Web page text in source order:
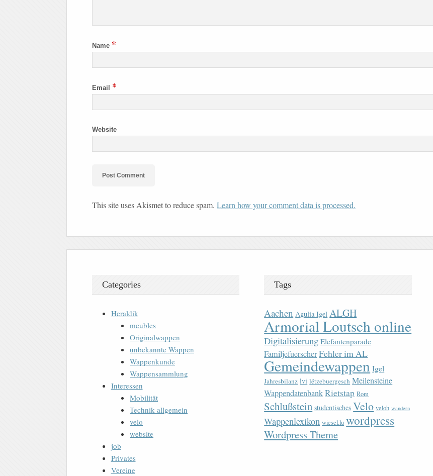
Name *
Email *
Website
This site uses Akismet to reduce spam. Learn how your comment data is processed.
Categories
Heraldik
meubles
Originalwappen
unbekannte Wappen
Wappenkunde
Wappensammlung
Interessen
Mobilität
Technik allgemein
velo
website
job
Privates
Vereine
Tags
Aachen Agulia Igel ALGH
Armorial Loutsch online
Digitalisierung Elefantenparade
FamiljefuerscherFehler im AL
Gemeindewappen Igel
Jahresbilanz lvi lëtzebuergesch Meilensteine
WappendatenbankRietstap Rom
Schlußstein studentisches Velo veloh wandern
Wappenlexikon wiesel.lu wordpress
Wordpress Theme